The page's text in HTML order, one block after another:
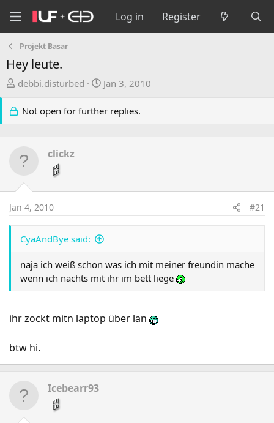
Log in Register
Projekt Basar
Hey leute.
T
r
e
a
r
t
debbi.disturbed
S
a
r
e
Jan 3, 2010
Not open for further replies.
clickz
Jan 4, 2010 #21
CyaAndBye said:
naja ich weiß schon was ich mit meiner freundin mache
wenn ich nachts mit ihr im bett liege
ihr zockt mitn laptop über lan
btw hi.
Icebearr93